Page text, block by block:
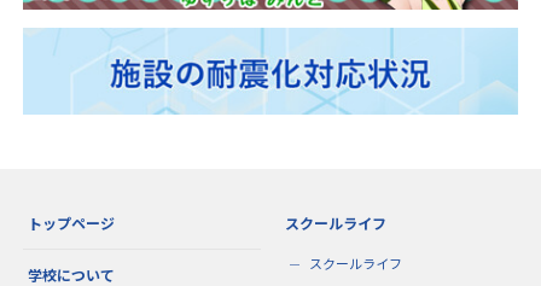
トップページ
学校について
スクールライフ
スクールライフ